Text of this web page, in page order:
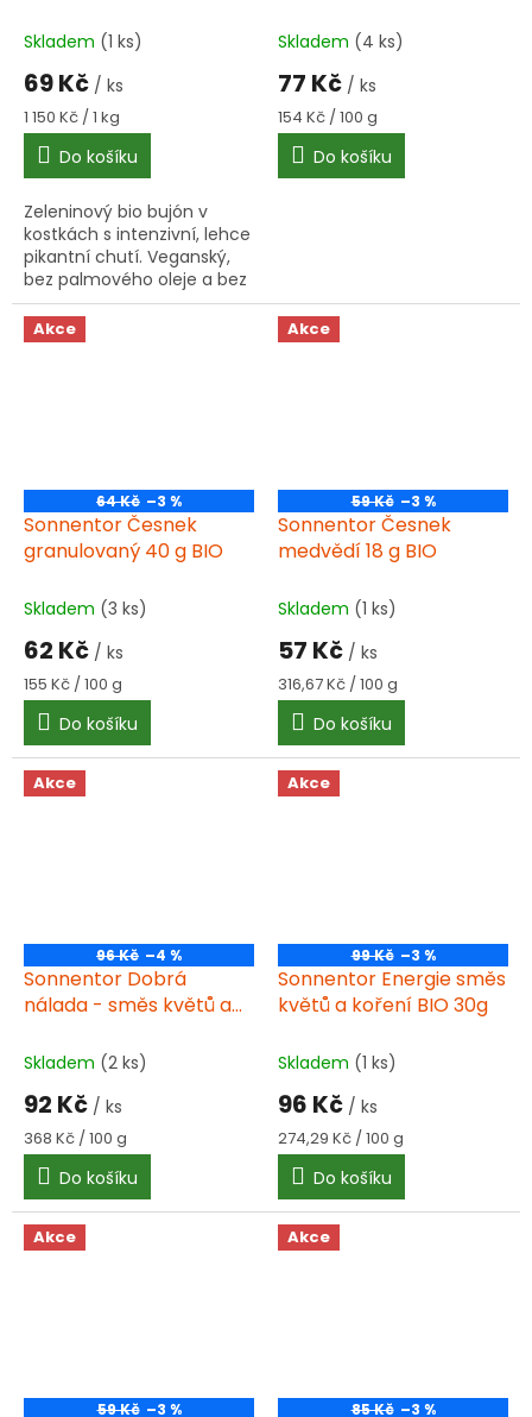
Skladem (1 ks)
69 Kč / ks
Měrná
cena:
1 150 Kč / 1 kg
Do košíku
Zeleninový bio bujón v
kostkách s intenzivní, lehce
pikantní chutí. Veganský,
bez palmového oleje a bez
kvasnic. Balení obsahuje 6
kostek po 10 g, každá na 0,5
l vody....
Skladem (4 ks)
77 Kč / ks
Měrná
cena:
154 Kč / 100 g
Do košíku
Akce
64 Kč –3 %
Sonnentor Česnek
granulovaný 40 g BIO
Skladem (3 ks)
62 Kč / ks
Měrná
cena:
155 Kč / 100 g
Do košíku
Akce
59 Kč –3 %
Sonnentor Česnek
medvědí 18 g BIO
Skladem (1 ks)
57 Kč / ks
Měrná
cena:
316,67 Kč / 100 g
Do košíku
Akce
96 Kč –4 %
Sonnentor Dobrá
nálada - směs květů a
Skladem (2 ks)
92 Kč / ks
Měrná
cena:
368 Kč / 100 g
Do košíku
Akce
99 Kč –3 %
Sonnentor Energie směs
květů a koření BIO 30g
Skladem (1 ks)
96 Kč / ks
Měrná
cena:
274,29 Kč / 100 g
Do košíku
Akce
59 Kč –3 %
Akce
85 Kč –3 %